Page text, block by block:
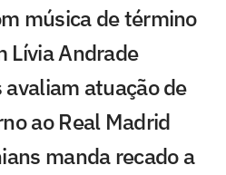
música de término
Lívia Andrade
atuação de
ao Real Madrid
manda recado a